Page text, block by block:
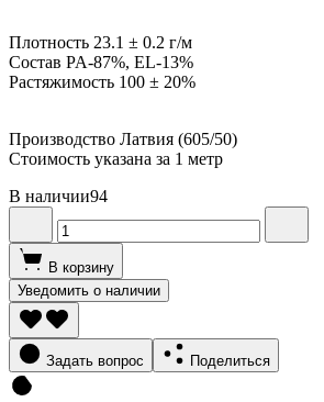
Плотность 23.1 ± 0.2 г/м
Состав PA-87%, EL-13%
Растяжимость 100 ± 20%
Производство Латвия (605/50)
Стоимость указана за 1 метр
В наличии94
В корзину
Уведомить о наличии
Задать вопрос Поделиться